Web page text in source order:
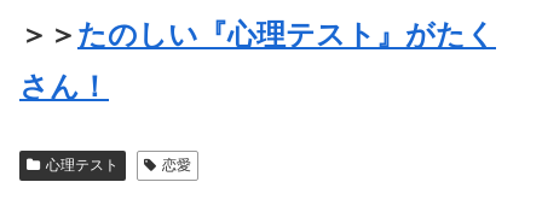
＞＞ たのしい『心理テスト』がたく
さん！
心理テスト 恋愛